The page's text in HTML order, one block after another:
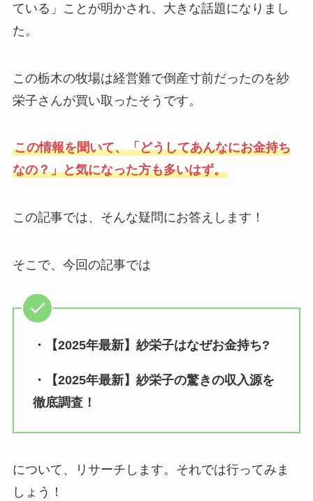
ている」ことが明かされ、大きな話題になりまし
た。
この栃木の牧場は経営難で倒産寸前だったのを紗
栄子さんが買い取ったそうです。
この情報を聞いて、「どうしてあんなにお金持ち
なの？」と気になった方も多いはず。
この記事では、そんな疑問にお答えします！
そこで、今回の記事では
・【2025年最新】紗栄子はなぜお金持ち?
・【2025年最新】紗栄子の驚きの収入源を
徹底調査！
について、リサーチします。それでは行ってみま
しょう！